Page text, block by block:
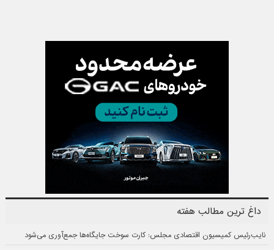
داغ ترین مطالب هفته
نایب‌رئیس کمیسیون اقتصادی مجلس: کارت سوخت جایگاه‌ها جمع‌آوری می‌شود